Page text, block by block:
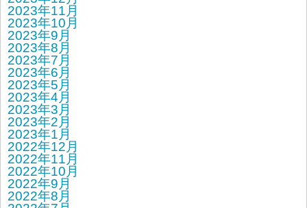
2023年11月
2023年10月
2023年9月
2023年8月
2023年7月
2023年6月
2023年5月
2023年4月
2023年3月
2023年2月
2023年1月
2022年12月
2022年11月
2022年10月
2022年9月
2022年8月